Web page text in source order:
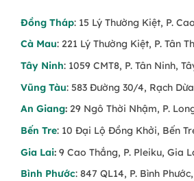
Vì Sao Nên Chọn Bó Hoa Giá
Hoa?
✅ Thiết kế vẫn giữ được độ
✅Giao hoa nhanh, đúng
Đồng Tháp: 15 Lý Thường Kiệt, P.
Cà Mau: 221 Lý Thường Kiệt, P. Tân
Tây Ninh: 1059 CMT8, P. Tân Ninh,
Vũng Tàu: 583 Đường 30/4, Rạch
An Giang: 29 Ngô Thời Nhậm, P.
Bến Tre: 10 Đại Lộ Đồng Khởi, Bến
Gia Lai: 9 Cao Thắng, P. Pleiku, Gia
Bình Phước: 847 QL14, P. Bình